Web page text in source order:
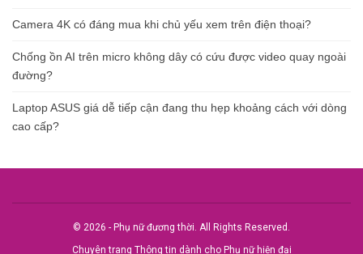
Camera 4K có đáng mua khi chủ yếu xem trên điện thoại?
Chống ồn AI trên micro không dây có cứu được video quay ngoài
đường?
Laptop ASUS giá dễ tiếp cận đang thu hẹp khoảng cách với dòng
cao cấp?
© 2026 - Phụ nữ đương thời. All Rights Reserved.
Chuyên trang Thông tin dành cho Phụ nữ hiện đại